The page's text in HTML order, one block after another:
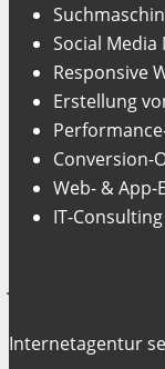
Social
Responsive
Erstellung
Conversion-
Web- & App-
IT-Consulting
Internetagentur